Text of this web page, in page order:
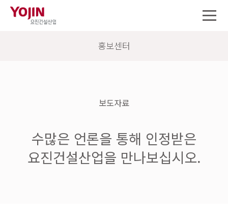
홍보센터
보도자료
수많은 언론을 통해 인정받은
요진건설산업을 만나보십시오.